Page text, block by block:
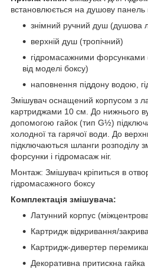
встановлюється на душову панель
знімний ручний душ (душова
верхній душ (тропічний)
гідромасажними форсунками
від моделі боксу)
наповнення піддону водою,
Змішувач оснащений корпусом з
картриджами 10 см. До нижнього
допомогою гайок (тип G½)
холодної та гарячої води. До
підключаються шланги розподілу
форсунки і гідромасаж ніг.
Монтаж: Змішувач кріпиться в
гідромасажного боксу
Комплектація змішувача:
Латунний корпус
Картридж відкривання/
Картридж-дивертер
Декоративна притискна гайка